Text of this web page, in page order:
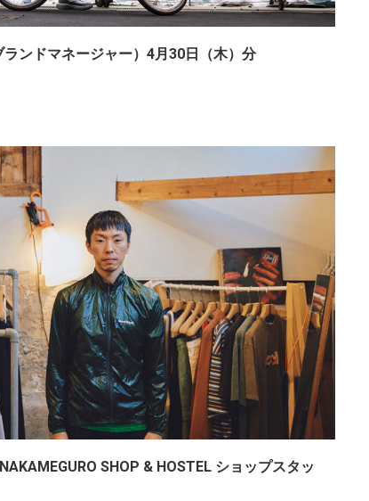
ンドマネージャー）4月30日（木）分
SHOP & HOSTEL ショップスタッ